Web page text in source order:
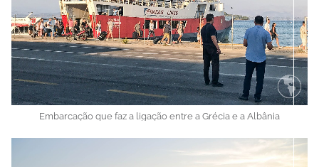
Embarcação que faz a ligação entre a Grécia e a Albânia